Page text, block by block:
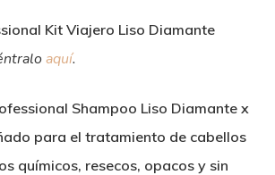
Kit Viajero Liso Diamante
aquí.
Shampoo Liso Diamante x
para el tratamiento de cabellos
químicos, resecos, opacos y sin